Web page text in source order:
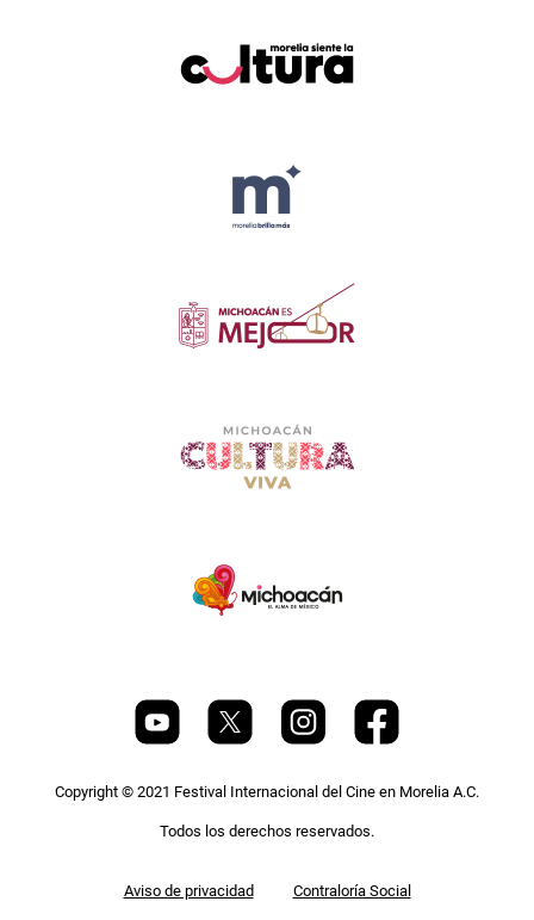
Copyright © 2021 Festival Internacional del Cine en Morelia A.C.
Todos los derechos reservados.
Aviso de privacidad Contraloría Social